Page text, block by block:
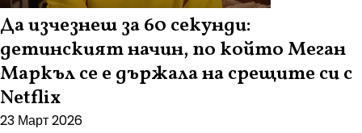
Да изчезнеш за 60 секунди:
детинският начин, по който Меган
Маркъл се е държала на срещите си с
Netflix
23 Март 2026